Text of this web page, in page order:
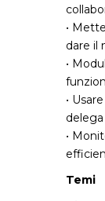
•
dare il
•
•
delega
•
Temi